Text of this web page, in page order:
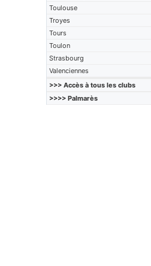
Toulouse
Troyes
Tours
Toulon
Strasbourg
Valenciennes
>>> Accès à tous les clubs
>>>> Palmarès